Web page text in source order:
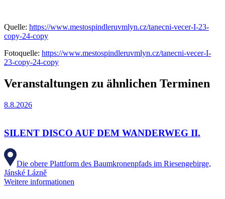
Quelle: https://www.mestospindleruvmlyn.cz/tanecni-vecer-I-23-
copy-24-copy
Fotoquelle: https://www.mestospindleruvmlyn.cz/tanecni-vecer-I-
23-copy-24-copy
Veranstaltungen zu ähnlichen Terminen
8.8.2026
SILENT DISCO AUF DEM WANDERWEG II.
Die obere Plattform des Baumkronenpfads im Riesengebirge,
Jánské Lázně
Weitere informationen